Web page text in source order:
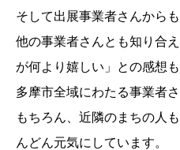
そして出展事業者さんから
他の事業者さんとも知り合
が何より嬉しい」との感想も
多摩市全域にわたる事業者
もちろん、近隣のまちの人
んどん元気にしています。